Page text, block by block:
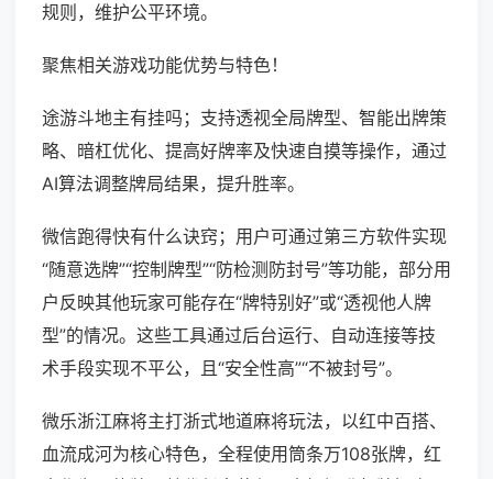
规则，维护公平环境。
聚焦相关游戏功能优势与特色！
途游斗地主有挂吗；支持透视全局牌型、智能出牌策
略、暗杠优化、提高好牌率及快速自摸等操作，通过
AI算法调整牌局结果，提升胜率。
微信跑得快有什么诀窍；用户可通过第三方软件实现
“随意选牌”“控制牌型”“防检测防封号”等功能，部分用
户反映其他玩家可能存在“牌特别好”或“透视他人牌
型”的情况。这些工具通过后台运行、自动连接等技
术手段实现不平公，且“安全性高”“不被封号”。
微乐浙江麻将主打浙式地道麻将玩法，以红中百搭、
血流成河为核心特色，全程使用筒条万108张牌，红